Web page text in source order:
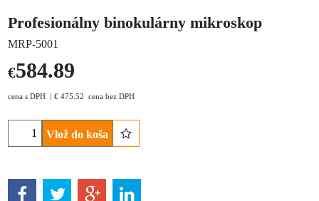
Profesionálny binokulárny mikroskop
MRP-5001
€584.89
cena s DPH € 475.52 cena bez DPH
Vlož do koša